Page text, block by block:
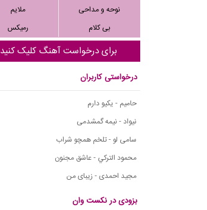
نوحه و مداحی
ملایم
بی کلام
رمیکس
برای درخواست آهنگ کلیک کنید
درخواستی کاربران
حامیم - یکیو دارم
نیواد - نیمه گمشدمی
سامی لو - تلخم همچو شراب
محمود التركي - عاشق مجنون
مجید احمدی - زیبای من
بزودی در نکست وان